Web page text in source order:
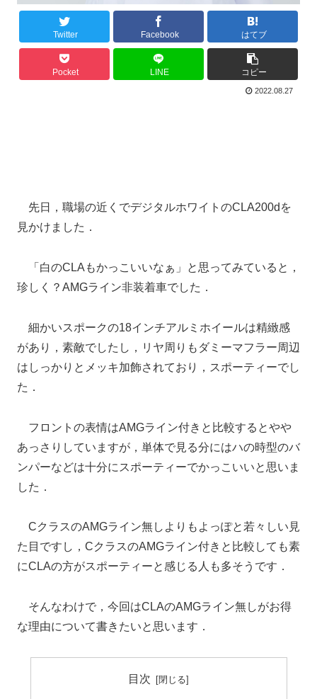
Twitter Facebook はてブ
Pocket LINE コピー
2022.08.27
先日，職場の近くでデジタルホワイトのCLA200dを
見かけました．
「白のCLAもかっこいいなぁ」と思ってみていると，
珍しく？AMGライン非装着車でした．
細かいスポークの18インチアルミホイールは精緻感
があり，素敵でしたし，リヤ周りもダミーマフラー周辺
はしっかりとメッキ加飾されており，スポーティーでし
た．
フロントの表情はAMGライン付きと比較するとやや
あっさりしていますが，単体で見る分にはハの時型のバ
ンパーなどは十分にスポーティーでかっこいいと思いま
した．
CクラスのAMGライン無しよりもよっぽと若々しい見
た目ですし，CクラスのAMGライン付きと比較しても素
にCLAの方がスポーティーと感じる人も多そうです．
そんなわけで，今回はCLAのAMGライン無しがお得
な理由について書きたいと思います．
目次